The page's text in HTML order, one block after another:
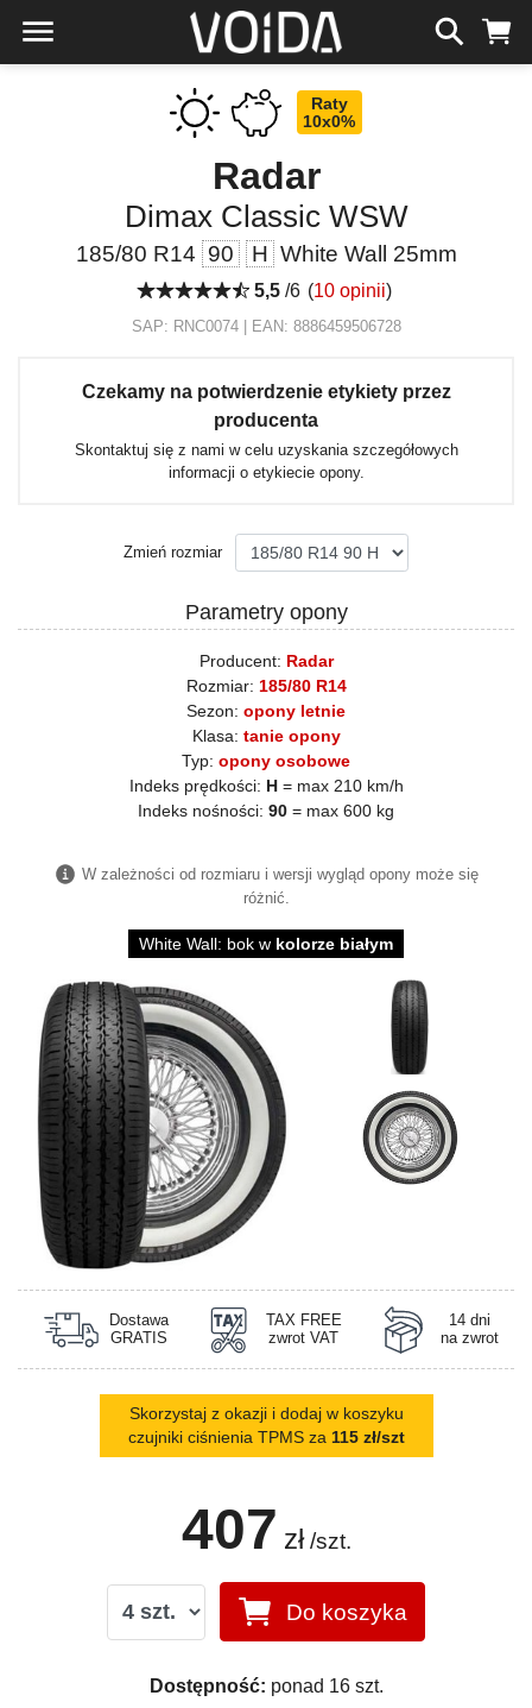
Raty
10x0%
Radar
Dimax Classic WSW
185/80 R14 90 H White Wall 25mm
5,5/6 (10 opinii)
SAP: RNC0074 | EAN: 8886459506728
Czekamy na potwierdzenie etykiety przez
producenta
Skontaktuj się z nami w celu uzyskania szczegółowych
informacji o etykiecie opony.
Zmień rozmiar
Parametry opony
Producent: Radar
Rozmiar: 185/80 R14
Sezon: opony letnie
Klasa: tanie opony
Typ: opony osobowe
Indeks prędkości: H= max 210 km/h
Indeks nośności: 90 = max 600 kg
W zależności od rozmiaru i wersji wygląd opony może się
różnić.
White Wall: bok w kolorze białym
Dostawa
GRATIS
TAX FREE
zwrot VAT
14 dni
na zwrot
Skorzystaj z okazji i dodaj w koszyku
czujniki ciśnienia TPMS za 115 zł/szt
407 zł /szt.
Do koszyka
Dostępność: ponad 16 szt.